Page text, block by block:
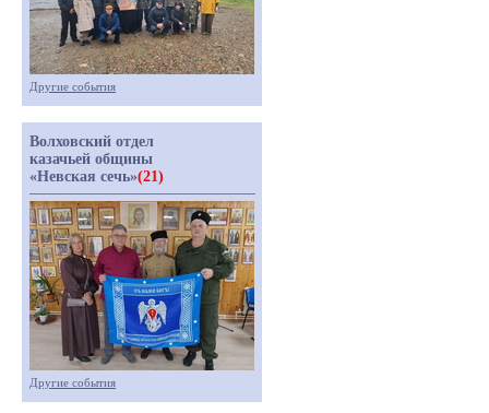
Другие события
Волховский отдел
казачьей общины
«Невская сечь»(21)
Другие события